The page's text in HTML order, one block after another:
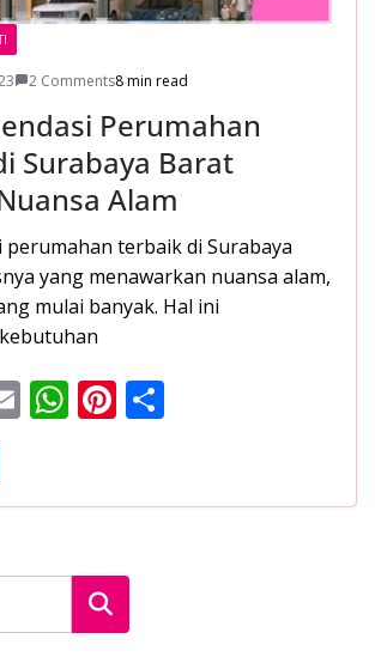
2 Comments8 min read
Perumahan
Surabaya Barat
Alam
perumahan terbaik di Surabaya
yang menawarkan nuansa alam,
mulai banyak. Hal ini
E
m
l
W
h
s
p
p
Pi
nt
e e
Search